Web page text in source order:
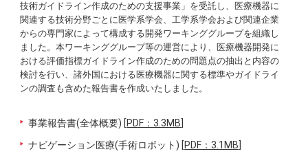
技術ガイドライン作成のための支援事業」を受託し、医療機器に
関連する技術分野ごとに医学系学会、工学系学会および関連企業
からの専門家によって構成する開発ワーキンググループを組織し
ました。本ワーキンググループ等の運営により、医療機器開発に
おける評価指標ガイドライン作成のための問題点の抽出と内容の
検討を行い、諸外国における医療機器に関する標準やガイドライ
ンの調査も含めた報告書を作成いたしました。
事業報告書(全体概要) [PDF：3.3MB
ナビゲーション医療(手術ロボット) [PDF：3.1MB